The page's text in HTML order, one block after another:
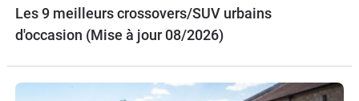
Les 9 meilleurs crossovers/SUV urbains
d'occasion (Mise à jour 08/2026)